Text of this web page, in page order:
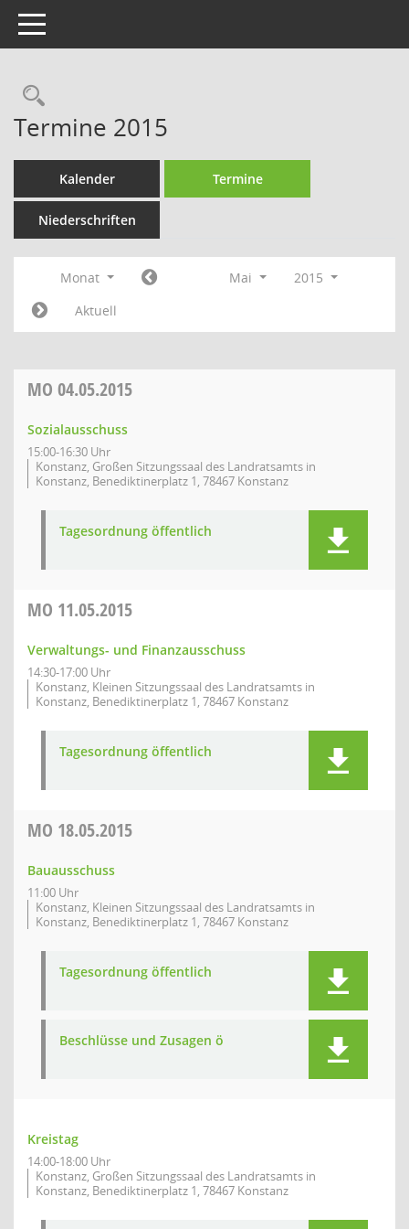
Toggle navigation
Termine 2015
Kalender Termine
Niederschriften
Monat Mai
2015
Aktuell
MO 04.05.2015
Sozialausschuss
15:00-16:30 Uhr
Konstanz, Großen Sitzungssaal des Landratsamts in
Konstanz, Benediktinerplatz 1, 78467 Konstanz
Tagesordnung öffentlich
MO 11.05.2015
Verwaltungs- und Finanzausschuss
14:30-17:00 Uhr
Konstanz, Kleinen Sitzungssaal des Landratsamts in
Konstanz, Benediktinerplatz 1, 78467 Konstanz
Tagesordnung öffentlich
MO 18.05.2015
Bauausschuss
11:00 Uhr
Konstanz, Kleinen Sitzungssaal des Landratsamts in
Konstanz, Benediktinerplatz 1, 78467 Konstanz
Tagesordnung öffentlich
Beschlüsse und Zusagen ö
Kreistag
14:00-18:00 Uhr
Konstanz, Großen Sitzungssaal des Landratsamts in
Konstanz, Benediktinerplatz 1, 78467 Konstanz